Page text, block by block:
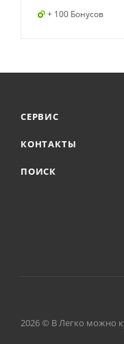
+ 100 Бонусов
СЕРВИС
КОНТАКТЫ
ПОИСК
2026 © В Легко можно